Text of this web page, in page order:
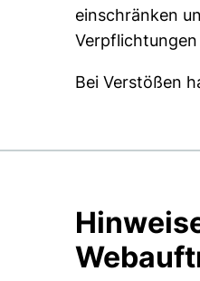
einschränken
Bei Verstößen